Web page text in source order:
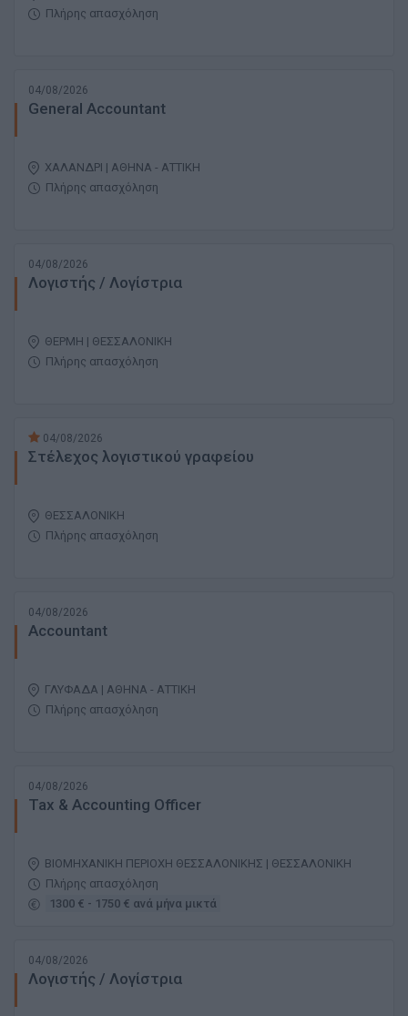
Πλήρης απασχόληση
04/08/2026
General Accountant
ΧΑΛΑΝΔΡΙ | ΑΘΗΝΑ - ΑΤΤΙΚΗ
Πλήρης απασχόληση
04/08/2026
Λογιστής / Λογίστρια
ΘΕΡΜΗ | ΘΕΣΣΑΛΟΝΙΚΗ
Πλήρης απασχόληση
04/08/2026
Στέλεχος λογιστικού γραφείου
ΘΕΣΣΑΛΟΝΙΚΗ
Πλήρης απασχόληση
04/08/2026
Accountant
ΓΛΥΦΑΔΑ | ΑΘΗΝΑ - ΑΤΤΙΚΗ
Πλήρης απασχόληση
04/08/2026
Tax & Accounting Officer
ΒΙΟΜΗΧΑΝΙΚΗ ΠΕΡΙΟΧΗ ΘΕΣΣΑΛΟΝΙΚΗΣ | ΘΕΣΣΑΛΟΝΙΚΗ
Πλήρης απασχόληση
1300 € - 1750 € ανά μήνα μικτά
04/08/2026
Λογιστής / Λογίστρια